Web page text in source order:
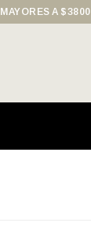
A $3800